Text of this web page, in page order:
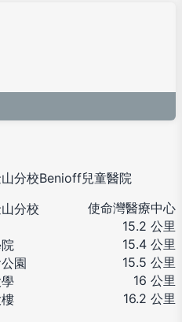
分校Benioff兒童醫院
分校
使命灣醫療中心
15.2 公里
15.4 公里
園
15.5 公里
16 公里
16.2 公里